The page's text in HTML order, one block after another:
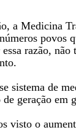
a Medicina
povos
razão,
sistema de
geração em
visto o